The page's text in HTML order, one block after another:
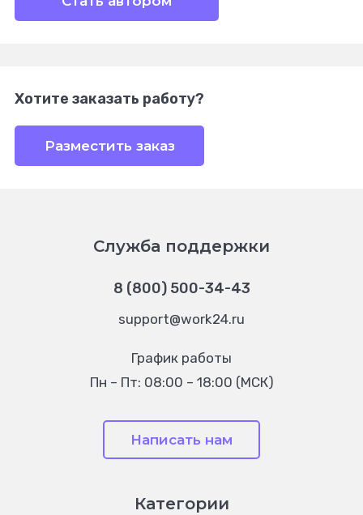
Хотите заказать работу?
Разместить заказ
Служба поддержки
8 (800) 500-34-43
support@work24.ru
График работы
Пн – Пт: 08:00 – 18:00 (МСК)
Написать нам
Категории